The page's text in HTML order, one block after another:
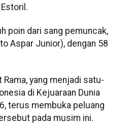
poin dari sang pemuncak,
Aspar Junior), dengan 58
yang menjadi satu-
di Kejuaraan Dunia
terus membuka peluang
pada musim ini.